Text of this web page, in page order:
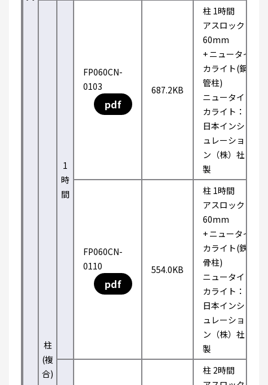
柱
(複
合)
1
時
間
FP060CN-
0103
pdf
687.2KB
柱 1時間
アスロック
60mm
+ ニュータイ
カライト(鋼
管柱)
ニュータイ
カライト：
日本インシ
ュレーショ
ン（株）社
製
FP060CN-
0110
pdf
554.0KB
柱 1時間
アスロック
60mm
+ ニュータイ
カライト(鉄
骨柱)
ニュータイ
カライト：
日本インシ
ュレーショ
ン（株）社
製
柱 2時間